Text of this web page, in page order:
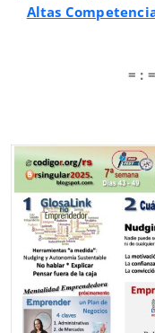
Altas
= :